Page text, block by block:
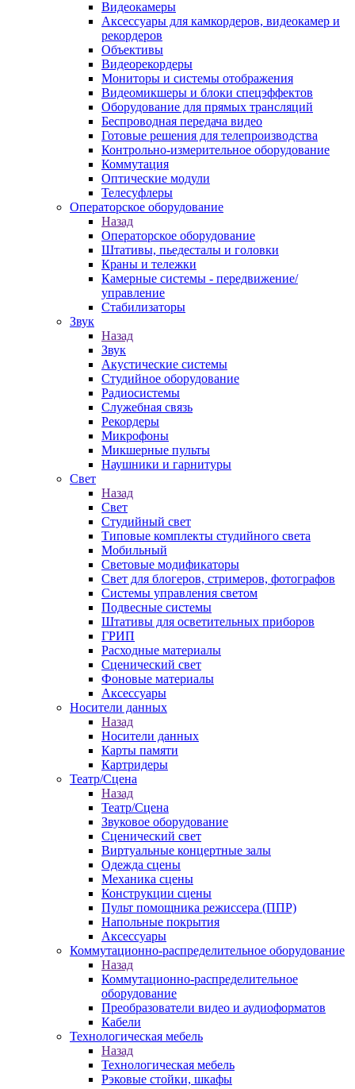
Видеокамеры
Аксессуары для камкордеров, видеокамер и
рекордеров
Объективы
Видеорекордеры
Мониторы и системы отображения
Видеомикшеры и блоки спецэффектов
Оборудование для прямых трансляций
Беспроводная передача видео
Готовые решения для телепроизводства
Контрольно-измерительное оборудование
Коммутация
Оптические модули
Телесуфлеры
Операторское оборудование
Назад
Операторское оборудование
Штативы, пьедесталы и головки
Краны и тележки
Камерные системы - передвижение/
управление
Стабилизаторы
Звук
Назад
Звук
Акустические системы
Студийное оборудование
Радиосистемы
Служебная связь
Рекордеры
Микрофоны
Микшерные пульты
Наушники и гарнитуры
Свет
Назад
Свет
Студийный свет
Типовые комплекты студийного света
Мобильный
Световые модификаторы
Свет для блогеров, стримеров, фотографов
Системы управления светом
Подвесные системы
Штативы для осветительных приборов
ГРИП
Расходные материалы
Сценический свет
Фоновые материалы
Аксессуары
Носители данных
Назад
Носители данных
Карты памяти
Картридеры
Театр/Сцена
Назад
Театр/Сцена
Звуковое оборудование
Сценический свет
Виртуальные концертные залы
Одежда сцены
Механика сцены
Конструкции сцены
Пульт помощника режиссера (ППР)
Напольные покрытия
Аксессуары
Коммутационно-распределительное оборудование
Назад
Коммутационно-распределительное
оборудование
Преобразователи видео и аудиоформатов
Кабели
Технологическая мебель
Назад
Технологическая мебель
Рэковые стойки, шкафы